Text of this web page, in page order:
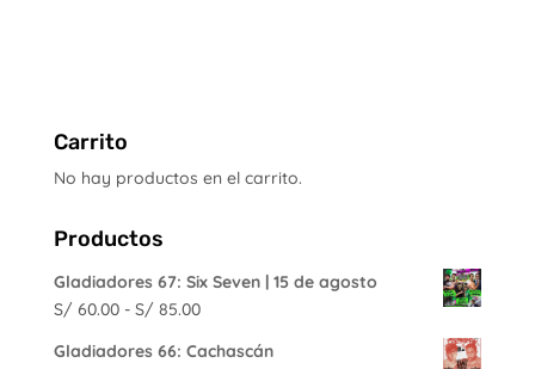
Carrito
No hay productos en el carrito.
Productos
Gladiadores 67: Six Seven | 15 de agosto
S/ 60.00 - S/ 85.00Rango
precios:
Gladiadores 66: Cachascán